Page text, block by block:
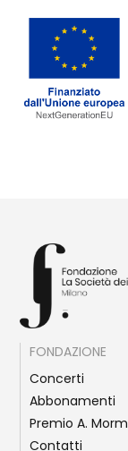
FONDAZIONE
Concerti
Abbonamenti
Premio A.
Contatti